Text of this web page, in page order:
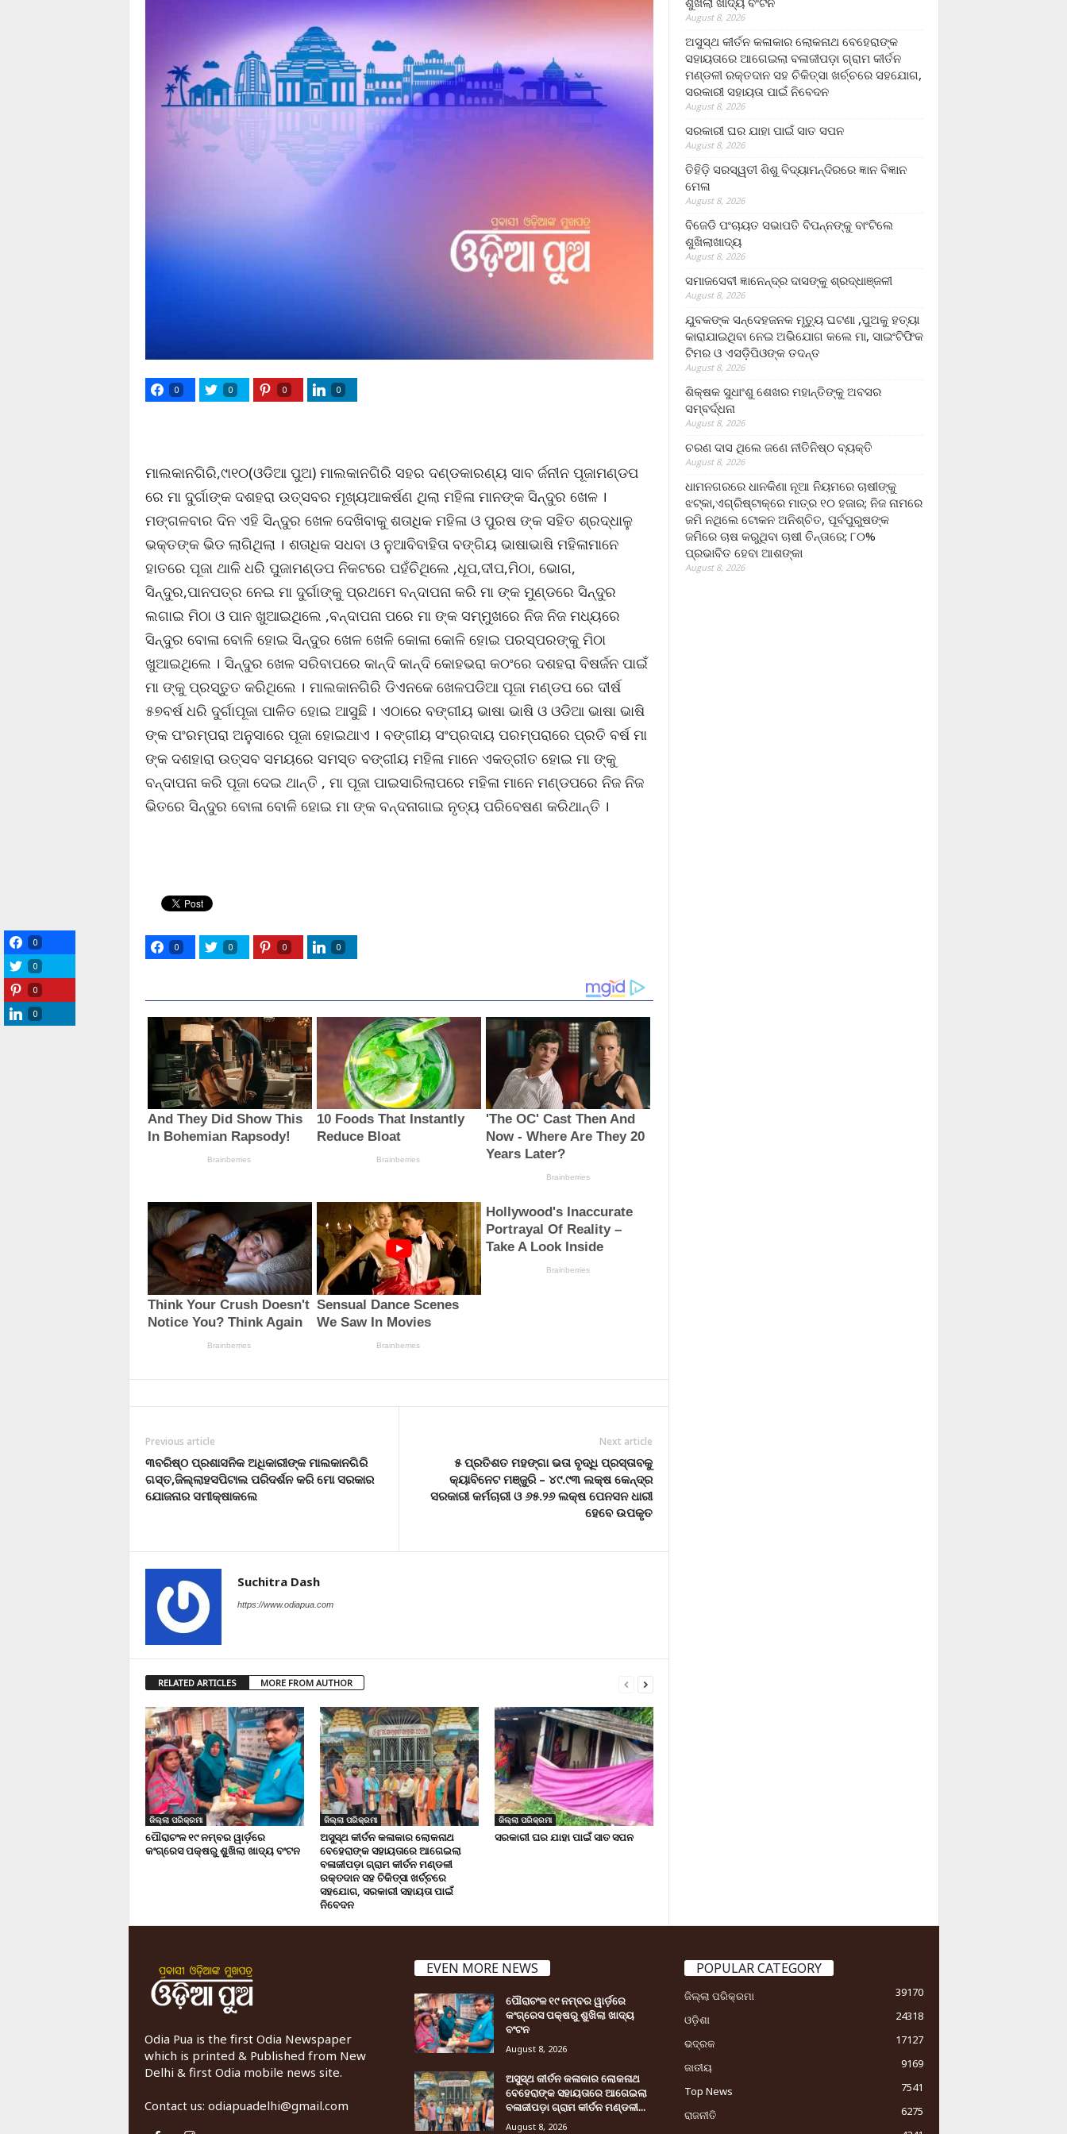
0 0 0 0
ମାଲକାନଗିରି,୯ା୧୦(ଓଡିଆ ପୁଅ) ମାଲକାନଗିରି ସହର ଦଣ୍ଡକାରଣ୍ୟ ସାବ ର୍ଜନୀନ ପୂଜାମଣ୍ଡପ
ରେ ମା ଦୁର୍ଗାଙ୍କ ଦଶହରା ଉତ୍ସବର ମୂଖ୍ୟଆକର୍ଷଣ ଥିଲା ମହିଳା ମାନଙ୍କ ସିନ୍ଦୁର ଖେଳ ।
ମଙ୍ଗଳବାର ଦିନ ଏହି ସିନ୍ଦୁର ଖେଳ ଦେଖିବାକୁ ଶତାଧିକ ମହିଳା ଓ ପୁରଷ ଙ୍କ ସହିତ ଶ୍ରଦ୍ଧାଳୁ
ଭକ୍ତଙ୍କ ଭିଡ ଲାଗିଥିଲା । ଶତାଧିକ ସଧବା ଓ ନୁଆବିବାହିତା ବଙ୍ଗିୟ ଭାଷାଭାଷି ମହିଳାମାନେ
ହାତରେ ପୂଜା ଥାଳି ଧରି ପୁଜାମଣ୍ଡପ ନିକଟରେ ପହଁଚିଥିଲେ ,ଧୂପ,ଦୀପ,ମିଠା, ଭୋଗ,
ସିନ୍ଦୁର,ପାନପତ୍ର ନେଇ ମା ଦୁର୍ଗାଙ୍କୁ ପ୍ରଥମେ ବନ୍ଦାପନା କରି ମା ଙ୍କ ମୁଣ୍ଡରେ ସିନ୍ଦୁର
ଲଗାଇ ମିଠା ଓ ପାନ ଖୁଆଇଥିଲେ ,ବନ୍ଦାପନା ପରେ ମା ଙ୍କ ସମ୍ମୁଖରେ ନିଜ ନିଜ ମଧ୍ୟରେ
ସିନ୍ଦୁର ବୋଳା ବୋଳି ହୋଇ ସିନ୍ଦୁର ଖେଳ ଖେଳି କୋଳା କୋଳି ହୋଇ ପରସ୍ପରଙ୍କୁ ମିଠା
ଖୁଆଇଥିଲେ । ସିନ୍ଦୁର ଖେଳ ସରିବାପରେ କାନ୍ଦି କାନ୍ଦି କୋହଭରା କଠଂରେ ଦଶହରା ବିଷର୍ଜନ ପାଇଁ
ମା ଙ୍କୁ ପ୍ରସ୍ତୁତ କରିଥିଲେ । ମାଲକାନଗିରି ଡିଏନକେ ଖେଳପଡିଆ ପୂଜା ମଣ୍ଡପ ରେ ଦୀର୍ଷ
୫୭ବର୍ଷ ଧରି ଦୁର୍ଗାପୂଜା ପାଳିତ ହୋଇ ଆସୁଛି । ଏଠାରେ ବଙ୍ଗୀୟ ଭାଷା ଭାଷି ଓ ଓଡିଆ ଭାଷା ଭାଷି
ଙ୍କ ପଂରମ୍ପରା ଅନୁସାରେ ପୂଜା ହୋଇଥାଏ । ବଙ୍ଗୀୟ ସଂପ୍ରଦାୟ ପରମ୍ପରାରେ ପ୍ରତି ବର୍ଷ ମା
ଙ୍କ ଦଶହାରା ଉତ୍ସବ ସମୟରେ ସମସ୍ତ ବଙ୍ଗୀୟ ମହିଳା ମାନେ ଏକତ୍ରୀତ ହୋଇ ମା ଙ୍କୁ
ବନ୍ଦାପନା କରି ପୂଜା ଦେଇ ଥାନ୍ତି , ମା ପୂଜା ପାଇସାରିଲାପରେ ମହିଳା ମାନେ ମଣ୍ଡପରେ ନିଜ ନିଜ
ଭିତରେ ସିନ୍ଦୁର ବୋଳା ବୋଳି ହୋଇ ମା ଙ୍କ ବନ୍ଦନାଗାଇ ନୃତ୍ୟ ପରିବେଷଣ କରିଥାନ୍ତି ।
0 0 0 0
Previous article
୩ବରିଷ୍ଠ ପ୍ରଶାସନିକ ଅଧିକାରୀଙ୍କ ମାଲକାନଗିରି
ଗସ୍ତ,ଜିଲ୍ଲାହସପିଟାଲ ପରିଦର୍ଶନ କରି ମୋ ସରକାର
ଯୋଜନାର ସମୀକ୍ଷାକଲେ
Next article
୫ ପ୍ରତିଶତ ମହଙ୍ଗା ଭତା ବୃଦ୍ଧି ପ୍ରସ୍ତାବକୁ
କ୍ୟାବିନେଟ ମଞ୍ଜୁରି – ୪୯.୯୩ ଲକ୍ଷ କେନ୍ଦ୍ର
ସରକାରୀ କର୍ମଚାରୀ ଓ ୬୫.୨୬ ଲକ୍ଷ ପେନସନ ଧାରୀ
ହେବେ ଉପକୃତ
Suchitra Dash
https://www.odiapua.com
RELATED ARTICLES MORE FROM AUTHOR
ଜିଲ୍ଲା ପରିକ୍ରମା
ପୌରାଚଂଳ ୧୯ ନମ୍ବର ୱାର୍ଡ଼ରେ
କଂଗ୍ରେସ ପକ୍ଷରୁ ଶୁଖିଲା ଖାଦ୍ୟ ବଂଟନ
ଜିଲ୍ଲା ପରିକ୍ରମା
ଅସୁସ୍ଥ କୀର୍ତନ କଳାକାର ଲୋକନାଥ
ବେହେରାଙ୍କ ସହାୟତାରେ ଆଗେଇଲା
ବଳାଜୀପଡ଼ା ଗ୍ରାମ କୀର୍ତନ ମଣ୍ଡଳୀ
ରକ୍ତଦାନ ସହ ଚିକିତ୍ସା ଖର୍ଚ୍ଚରେ
ସହଯୋଗ, ସରକାରୀ ସହାୟତା ପାଇଁ
ନିବେଦନ
ଜିଲ୍ଲା ପରିକ୍ରମା
ସରକାରୀ ଘର ଯାହା ପାଇଁ ସାତ ସପନ
August 8, 2026
ଅସୁସ୍ଥ କୀର୍ତନ କଳାକାର ଲୋକନାଥ ବେହେରାଙ୍କ
ସହାୟତାରେ ଆଗେଇଲା ବଳାଜୀପଡ଼ା ଗ୍ରାମ କୀର୍ତନ
ମଣ୍ଡଳୀ ରକ୍ତଦାନ ସହ ଚିକିତ୍ସା ଖର୍ଚ୍ଚରେ ସହଯୋଗ,
ସରକାରୀ ସହାୟତା ପାଇଁ ନିବେଦନ
August 8, 2026
ସରକାରୀ ଘର ଯାହା ପାଇଁ ସାତ ସପନ
August 8, 2026
ତିହିଡି଼ ସରସ୍ୱତୀ ଶିଶୁ ବିଦ୍ୟାମନ୍ଦିରରେ ଜ୍ଞାନ ବିଜ୍ଞାନ
ମେଳା
August 8, 2026
ବିଜେଡି ପଂଚାୟତ ସଭାପତି ବିପନ୍ନଙ୍କୁ ବାଂଟିଲେ
ଶୁଖିଲାଖାଦ୍ୟ
August 8, 2026
ସମାଜସେବୀ ଜ୍ଞାନେନ୍ଦ୍ର ଦାସଙ୍କୁ ଶ୍ରଦ୍ଧାଞ୍ଜଳୀ
August 8, 2026
ଯୁବକଙ୍କ ସନ୍ଦେହଜନକ ମୃତ୍ୟୁ ଘଟଣା ,ପୁଅକୁ ହତ୍ୟା
କାରାଯାଇଥିବା ନେଇ ଅଭିଯୋଗ କଲେ ମା, ସାଇଂଟିଫିକ
ଟିମର ଓ ଏସଡ଼ିପିଓଙ୍କ ତଦନ୍ତ
August 8, 2026
ଶିକ୍ଷକ ସୁଧାଂଶୁ ଶେଖର ମହାନ୍ତିଙ୍କୁ ଅବସର
ସମ୍ବର୍ଦ୍ଧନା
August 8, 2026
ଚରଣ ଦାସ ଥିଲେ ଜଣେ ନୀତିନିଷ୍ଠ ବ୍ୟକ୍ତି
August 8, 2026
ଧାମନଗରରେ ଧାନକିଣା ନୂଆ ନିୟମରେ ଚାଷୀଙ୍କୁ
ଝଟ୍‌କା,ଏଗ୍ରିଷ୍ଟାକ୍‌ରେ ମାତ୍ର ୧୦ ହଜାର; ନିଜ ନାମରେ
ଜମି ନଥିଲେ ଟୋକନ ଅନିଶ୍ଚିତ, ପୂର୍ବପୁରୁଷଙ୍କ
ଜମିରେ ଚାଷ କରୁଥିବା ଚାଷୀ ଚିନ୍ତାରେ; ୮୦%
ପ୍ରଭାବିତ ହେବା ଆଶଙ୍କା
August 8, 2026
Odia Pua is the first Odia Newspaper
which is printed & Published from New
Delhi & first Odia mobile news site.
Contact us: odiapuadelhi@gmail.com
EVEN MORE NEWS
ପୌରାଚଂଳ ୧୯ ନମ୍ବର ୱାର୍ଡ଼ରେ
କଂଗ୍ରେସ ପକ୍ଷରୁ ଶୁଖିଲା ଖାଦ୍ୟ
ବଂଟନ
August 8, 2026
ଅସୁସ୍ଥ କୀର୍ତନ କଳାକାର ଲୋକନାଥ
ବେହେରାଙ୍କ ସହାୟତାରେ ଆଗେଇଲା
ବଳାଜୀପଡ଼ା ଗ୍ରାମ କୀର୍ତନ ମଣ୍ଡଳୀ...
August 8, 2026
POPULAR CATEGORY
ଜିଲ୍ଲା ପରିକ୍ରମା
39170
ଓଡ଼ିଶା
24318
ଭଦ୍ରକ
17127
ଜାତୀୟ
9169
Top News
7541
ରାଜନୀତି
6275
0
0
0
0